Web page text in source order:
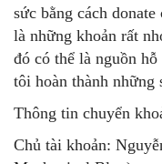
sức bằng cách
là những khoản rất
đó có thể là nguồn
tôi hoàn thành những
Thông tin chuyển
Chủ tài khoản: